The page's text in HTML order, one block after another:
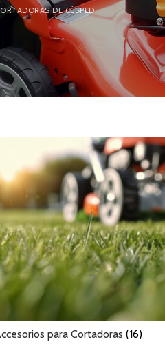
DE CÉSPED
para Cortadoras (16)